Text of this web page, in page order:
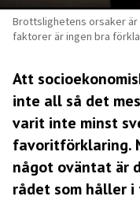
Brottslighetens orsaker
faktorer är ingen bra
Att
inte all så det
varit inte minst
favoritförklaring.
något oväntat är
rådet som håller i